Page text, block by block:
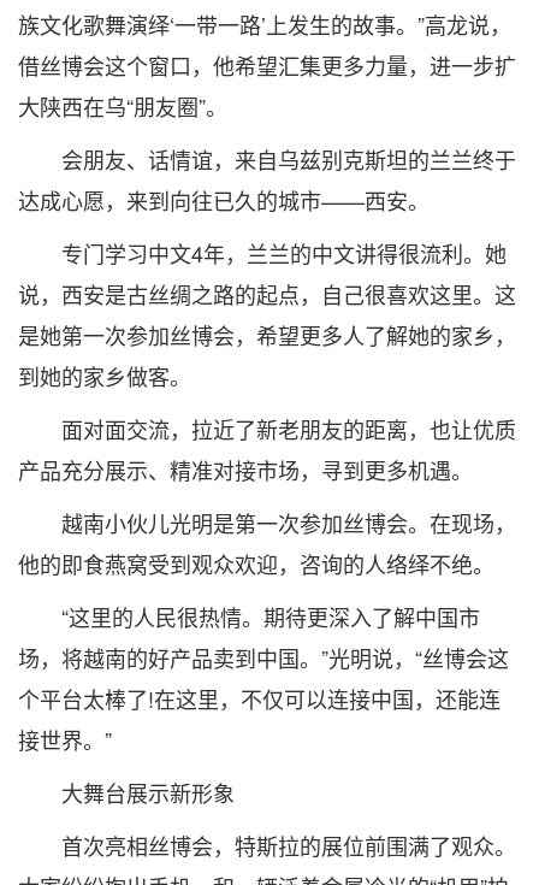
族文化歌舞演绎‘一带一路’上发生的故事。”高龙说，
借丝博会这个窗口，他希望汇集更多力量，进一步扩
大陕西在乌“朋友圈”。
会朋友、话情谊，来自乌兹别克斯坦的兰兰终于
达成心愿，来到向往已久的城市——西安。
专门学习中文4年，兰兰的中文讲得很流利。她
说，西安是古丝绸之路的起点，自己很喜欢这里。这
是她第一次参加丝博会，希望更多人了解她的家乡，
到她的家乡做客。
面对面交流，拉近了新老朋友的距离，也让优质
产品充分展示、精准对接市场，寻到更多机遇。
越南小伙儿光明是第一次参加丝博会。在现场，
他的即食燕窝受到观众欢迎，咨询的人络绎不绝。
“这里的人民很热情。期待更深入了解中国市
场，将越南的好产品卖到中国。”光明说，“丝博会这
个平台太棒了!在这里，不仅可以连接中国，还能连
接世界。”
大舞台展示新形象
首次亮相丝博会，特斯拉的展位前围满了观众。